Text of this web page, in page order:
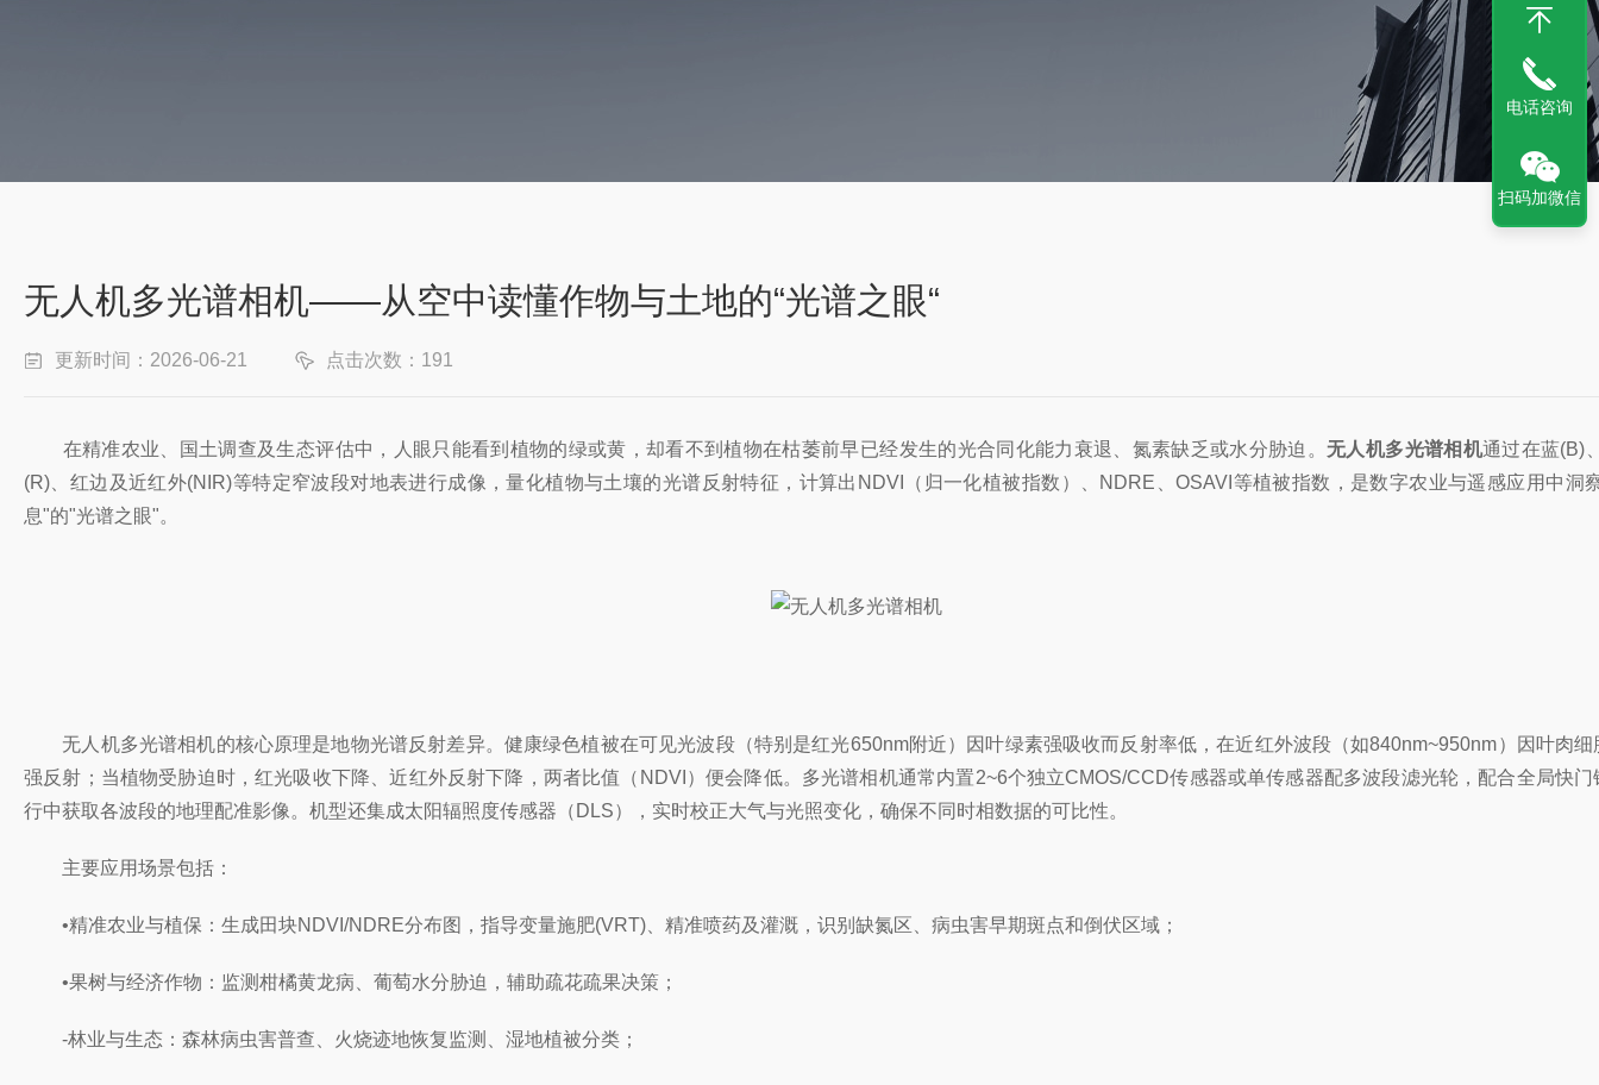
无人机多光谱相机——从空中读懂作物与土地的“光谱之眼“
更新时间：2026-06-21 点击次数：191
在精准农业、国土调查及生态评估中，人眼只能看到植物的绿或黄，却看不到植物在枯萎前早已经发生的光合同化能力衰退、氮素缺乏或水分胁迫。无人机多光谱相机通过在蓝(B)
(R)、红边及近红外(NIR)等特定窄波段对地表进行成像，量化植物与土壤的光谱反射特征，计算出NDVI（归一化植被指数）、NDRE、OSAVI等植被指数，是数字农业与遥感应用中洞
息"的"光谱之眼"。
无人机多光谱相机的核心原理是地物光谱反射差异。健康绿色植被在可见光波段（特别是红光650nm附近）因叶绿素强吸收而反射率低，在近红外波段（如840nm~950nm）因叶肉细
强反射；当植物受胁迫时，红光吸收下降、近红外反射下降，两者比值（NDVI）便会降低。多光谱相机通常内置2~6个独立CMOS/CCD传感器或单传感器配多波段滤光轮，配合全局快门
行中获取各波段的地理配准影像。机型还集成太阳辐照度传感器（DLS），实时校正大气与光照变化，确保不同时相数据的可比性。
主要应用场景包括：
•精准农业与植保：生成田块NDVI/NDRE分布图，指导变量施肥(VRT)、精准喷药及灌溉，识别缺氮区、病虫害早期斑点和倒伏区域；
•果树与经济作物：监测柑橘黄龙病、葡萄水分胁迫，辅助疏花疏果决策；
-林业与生态：森林病虫害普查、火烧迹地恢复监测、湿地植被分类；
电话咨询
扫码加微信